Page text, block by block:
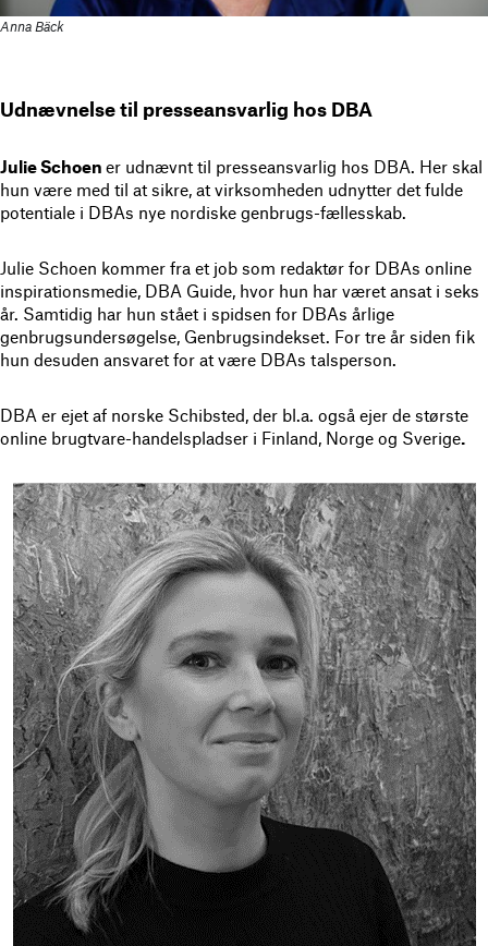
Anna Bäck
Udnævnelse til presseansvarlig hos DBA
Julie Schoen er udnævnt til presseansvarlig hos DBA. Her skal
hun være med til at sikre, at virksomheden udnytter det fulde
potentiale i DBAs nye nordiske genbrugs-fællesskab.
Julie Schoen kommer fra et job som redaktør for DBAs online
inspirationsmedie, DBA Guide, hvor hun har været ansat i seks
år. Samtidig har hun stået i spidsen for DBAs årlige
genbrugsundersøgelse, Genbrugsindekset. For tre år siden fik
hun desuden ansvaret for at være DBAs talsperson.
DBA er ejet af norske Schibsted, der bl.a. også ejer de største
online brugtvare-handelspladser i Finland, Norge og Sverige.